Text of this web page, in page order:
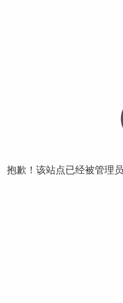
抱歉！该站点已经被管理